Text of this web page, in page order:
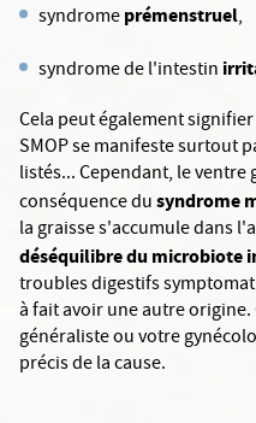
syndromeprémenstruel,
syndrome de l'intestin
Cela peut également
SMOP se manifeste surtout
listés... Cependant, le
conséquence dusyndrome
la graisse s'accumule dans
déséquilibre du microbiote
troubles digestifs
à fait avoir une autre
généraliste ou votre
précis de la cause.